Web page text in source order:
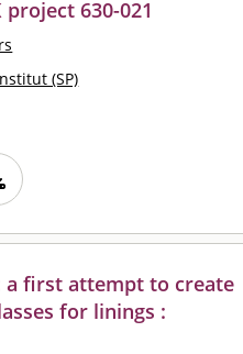
project 630-021
(SP)
a first attempt to create
for linings :